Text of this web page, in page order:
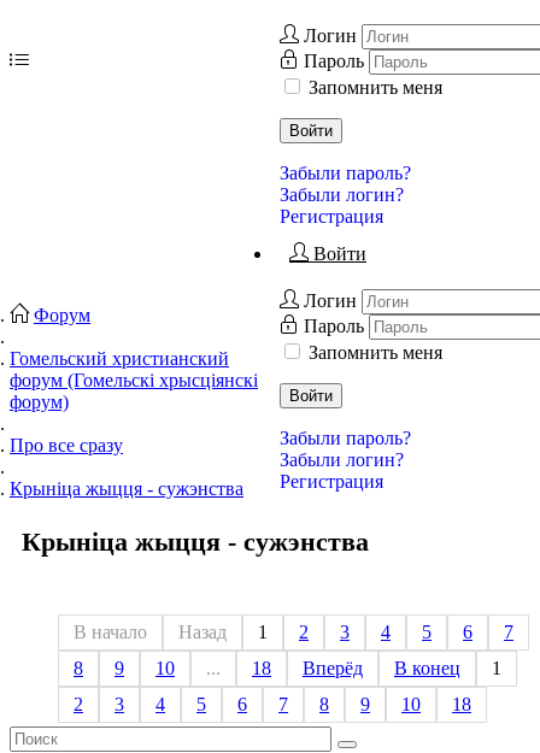
Логин
Пароль
Запомнить меня
Войти
Забыли пароль?
Забыли логин?
Регистрация
Войти
Логин
Пароль
Запомнить меня
Войти
Забыли пароль?
Забыли логин?
Регистрация
Форум
Гомельский христианский
форум (Гомельскі хрысціянскі
форум)
Про все сразу
Крыніца жыцця - сужэнства
Крыніца жыцця - сужэнства
В начало Назад 1 2 3 4 5 6
7
8
9 10 ... 18 Вперёд В конец
1
2
3 4 5 6 7 8 9 10 18